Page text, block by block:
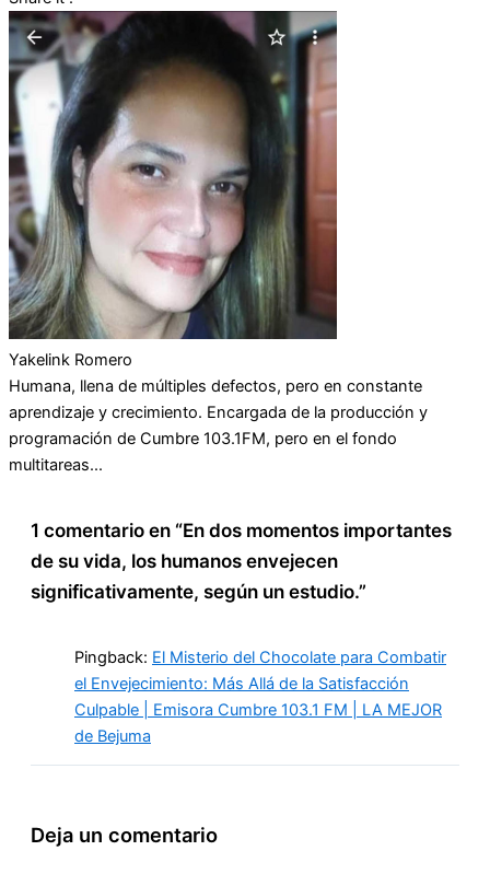
Yakelink Romero
Humana, llena de múltiples defectos, pero en constante
aprendizaje y crecimiento. Encargada de la producción y
programación de Cumbre 103.1FM, pero en el fondo
multitareas...
1 comentario en “En dos momentos importantes
de su vida, los humanos envejecen
significativamente, según un estudio.”
Pingback: El Misterio del Chocolate para Combatir
el Envejecimiento: Más Allá de la Satisfacción
Culpable | Emisora Cumbre 103.1 FM | LA MEJOR
de Bejuma
Deja un comentario